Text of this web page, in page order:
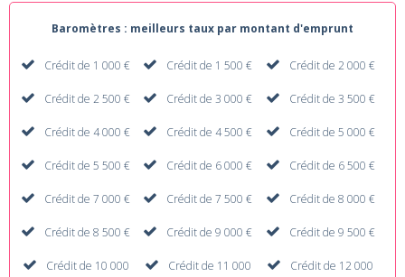
Baromètres : meilleurs taux par montant d'emprunt
Crédit de 1 000 € Crédit de 1 500 € Crédit de 2 000 €
Crédit de 2 500 € Crédit de 3 000 € Crédit de 3 500 €
Crédit de 4 000 € Crédit de 4 500 € Crédit de 5 000 €
Crédit de 5 500 € Crédit de 6 000 € Crédit de 6 500 €
Crédit de 7 000 € Crédit de 7 500 € Crédit de 8 000 €
Crédit de 8 500 € Crédit de 9 000 € Crédit de 9 500 €
Crédit de 10 000
Crédit de 11 000
Crédit de 12 000